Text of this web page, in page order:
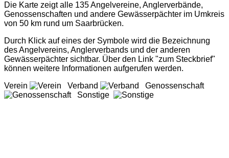
Die Karte zeigt alle 135 Angelvereine, Anglerverbände,
Genossenschaften und andere Gewässerpächter im Umkreis
von 50 km rund um Saarbrücken.
Durch Klick auf eines der Symbole wird die Bezeichnung
des Angelvereins, Anglerverbands und der anderen
Gewässerpächter sichtbar. Über den Link "zum Steckbrief"
können weitere Informationen aufgerufen werden.
Verein
Verband
Genossenschaft
Sonstige